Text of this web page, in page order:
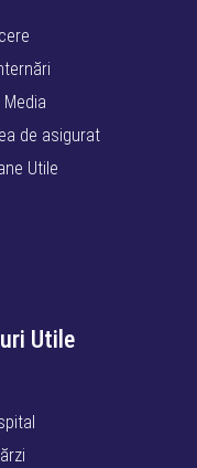
de asigurat
Utile
Utile